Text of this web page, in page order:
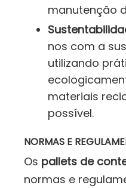
manutenção
nos com a
utilizando
materiais
possível.
NORMAS E
Os pallets de
normas e